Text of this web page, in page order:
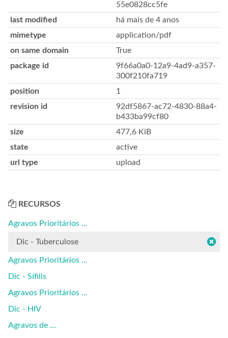
55e0828cc5fe
last modified
há mais de 4 anos
mimetype
application/pdf
on same domain
True
package id
9f66a0a0-12a9-4ad9-a357-
300f210fa719
position
1
revision id
92df5867-ac72-4830-88a4-
b433ba99cf80
size
477,6 KiB
state
active
url type
upload
RECURSOS
Agravos Prioritários ...
Dic - Tuberculose
Agravos Prioritários ...
Dic - Sífilis
Agravos Prioritários ...
Dic - HIV
Agravos de ...